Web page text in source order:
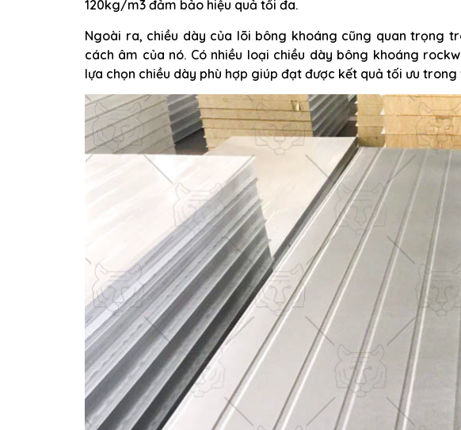
120kg/m3 đảm bảo hiệu quả tối đa.
Ngoài ra, chiều dày của lõi bông khoáng cũng quan trọng
cách âm của nó. Có nhiều loại chiều dày bông khoáng
lựa chọn chiều dày phù hợp giúp đạt được kết quả tối ưu